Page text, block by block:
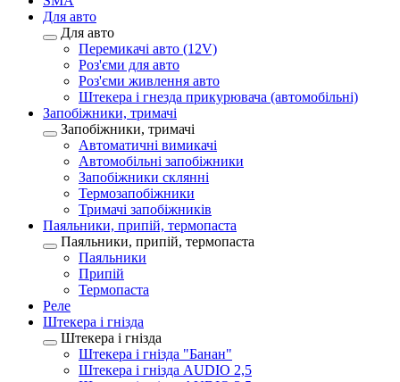
Для авто
Для авто
Перемикачі авто (12V)
Роз'єми для авто
Роз'єми живлення авто
Штекера і гнезда прикурювача (автомобільні)
Запобіжники, тримачі
Запобіжники, тримачі
Автоматичні вимикачі
Автомобільні запобіжники
Запобіжники склянні
Термозапобіжники
Тримачі запобіжників
Паяльники, припій, термопаста
Паяльники, припій, термопаста
Паяльники
Припій
Термопаста
Реле
Штекера і гнізда
Штекера і гнізда
Штекера і гнізда "Банан"
Штекера і гнізда AUDIO 2,5